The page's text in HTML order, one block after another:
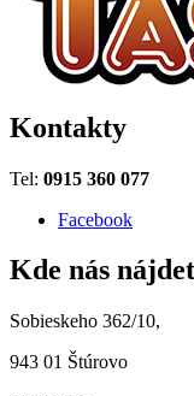
Kontakty
Tel: 0915 360 077
Facebook
Kde nás
Sobieskeho 362/10,
943 01 Štúrovo